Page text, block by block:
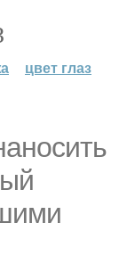
цвет глаз